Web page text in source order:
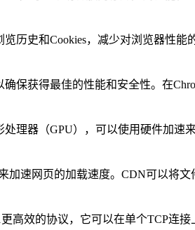
历史和Cookies，减少对浏览器性
保获得最佳的性能和安全性。在
理器（GPU），可以使用硬件加速
加速网页的加载速度。CDN可以将
高效的协议，它可以在单个TCP连